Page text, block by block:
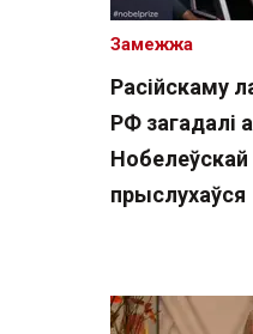
Расійскаму
РФ загадалі
Нобелеўскай
прыслухаўся
Замежжа